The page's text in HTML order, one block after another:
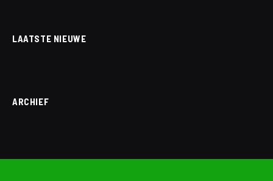
LAATSTE NIEUWE
ARCHIEF